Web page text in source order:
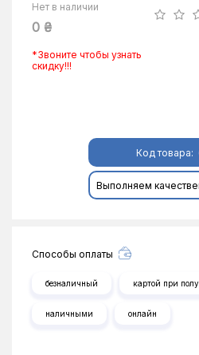
Нет в наличии
0 ₴
*Звоните чтобы узнать
скидку!!!
Код товара:
Выполняем
Способы оплаты
безналичный картой при
наличными онлайн